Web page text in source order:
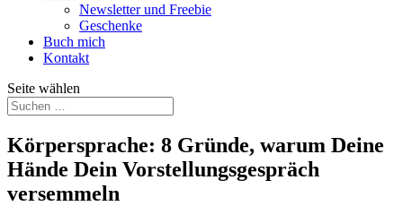
Newsletter und Freebie
Geschenke
Buch mich
Kontakt
Seite wählen
Körpersprache: 8 Gründe, warum Deine
Hände Dein Vorstellungsgespräch
versemmeln